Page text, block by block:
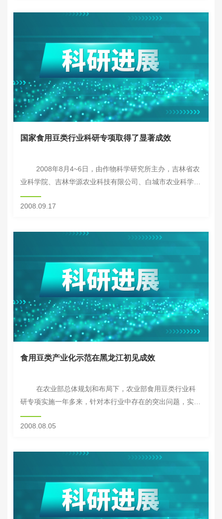
国家食用豆类行业科研专项取得了显著成效
2008年8月4~6日，由作物科学研究所主办，吉林省农
业科学院、吉林华源农业科技有限公司、白城市农业科学院
共同承办的国家食用豆类行业科研专项中期工作总结交流及
绿豆高产示范现场观摩会在吉...
2008.09.17
食用豆类产业化示范在黑龙江初见成效
在农业部总体规划和布局下，农业部食用豆类行业科
研专项实施一年多来，针对本行业中存在的突出问题，实施
了“筛选传统品种、提纯复壮原种、集成高效技术、建立示
范基地、扩大外贸出口”的技术方案，...
2008.08.05